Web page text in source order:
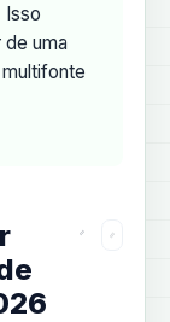
Isso
de uma